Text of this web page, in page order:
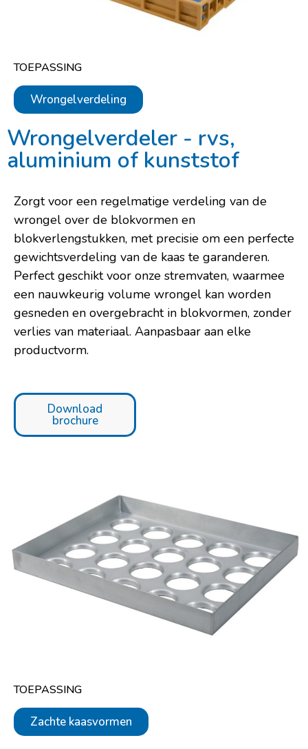
TOEPASSING
Wrongelverdeling
Wrongelverdeler - rvs,
aluminium of kunststof
Zorgt voor een regelmatige verdeling van de
wrongel over de blokvormen en
blokverlengstukken, met precisie om een perfecte
gewichtsverdeling van de kaas te garanderen.
Perfect geschikt voor onze stremvaten, waarmee
een nauwkeurig volume wrongel kan worden
gesneden en overgebracht in blokvormen, zonder
verlies van materiaal. Aanpasbaar aan elke
productvorm.
Download
brochure
TOEPASSING
Zachte kaasvormen